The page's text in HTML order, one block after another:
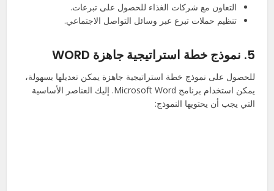
التعاون مع شركات الغذاء للحصول على تبرعات.
تنظيم حملات تبرع عبر وسائل التواصل الاجتماعي.
5. نموذج خطة استراتيجية جاهزة WORD
للحصول على نموذج خطة استراتيجية جاهزة يمكن تعديلها بسهولة،
يمكن استخدام برنامج Microsoft Word. إليك العناصر الأساسية
التي يجب أن يحتويها النموذج: